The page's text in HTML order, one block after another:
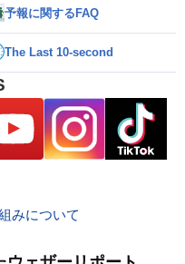
予報に関するFAQ
The Last 10-second
みについて